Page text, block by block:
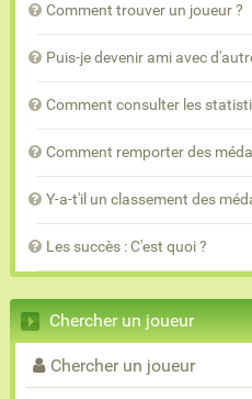
Comment trouver un joueur ?
Puis-je devenir ami avec
Comment consulter les
Comment remporter des
Y-a-t'il un classement des
Les succès : C'est quoi ?
Chercher un joueur
Chercher un joueur